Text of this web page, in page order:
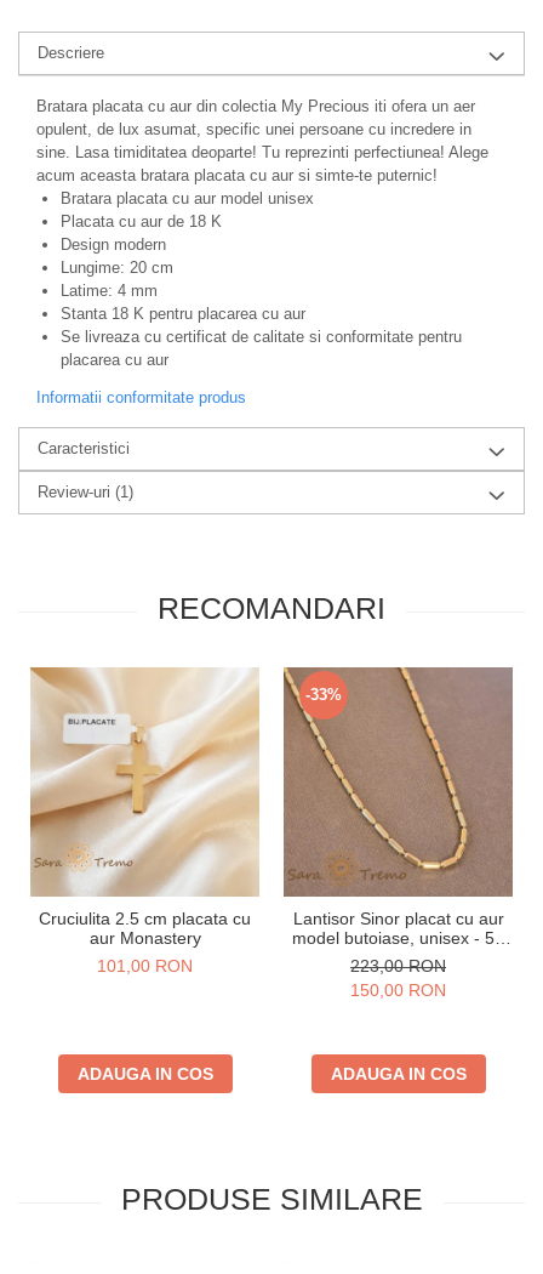
Descriere
Bratara placata cu aur din colectia My Precious iti ofera un aer
opulent, de lux asumat, specific unei persoane cu incredere in
sine. Lasa timiditatea deoparte! Tu reprezinti perfectiunea! Alege
acum aceasta bratara placata cu aur si simte-te puternic!
Bratara placata cu aur model unisex
Placata cu aur de 18 K
Design modern
Lungime: 20 cm
Latime: 4 mm
Stanta 18 K pentru placarea cu aur
Se livreaza cu certificat de calitate si conformitate pentru
placarea cu aur
Informatii conformitate produs
Caracteristici
Review-uri (1)
RECOMANDARI
Cruciulita 2.5 cm placata cu
aur Monastery
101,00 RON
ADAUGA IN COS
-33%
Lantisor Sinor placat cu aur
model butoiase, unisex - 50
cm
223,00 RON
150,00 RON
ADAUGA IN COS
PRODUSE SIMILARE